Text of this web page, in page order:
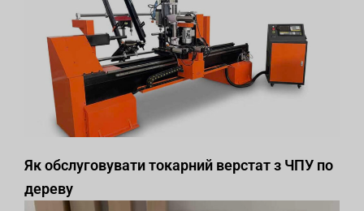
Як обслуговувати токарний верстат з ЧПУ по
дереву